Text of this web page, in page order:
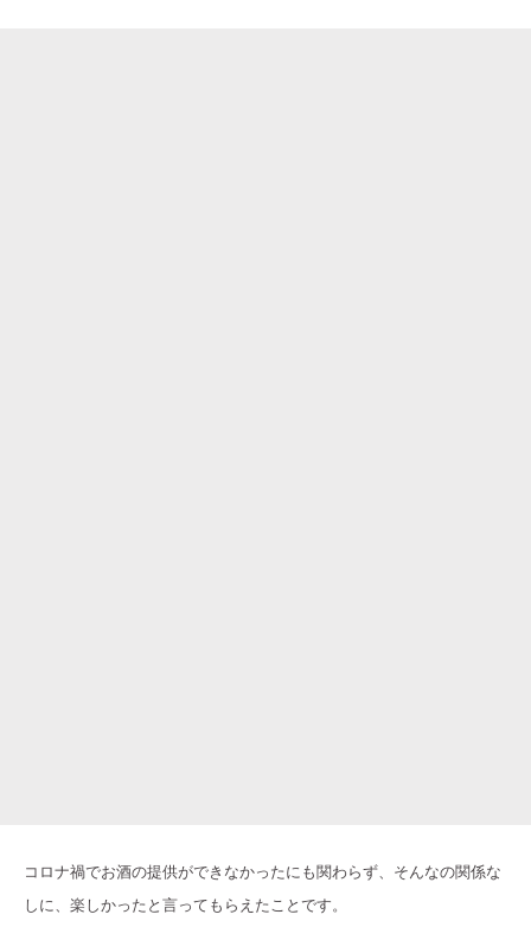
コロナ禍でお酒の提供ができなかったにも関わらず、そんなの関係な
しに、楽しかったと言ってもらえたことです。